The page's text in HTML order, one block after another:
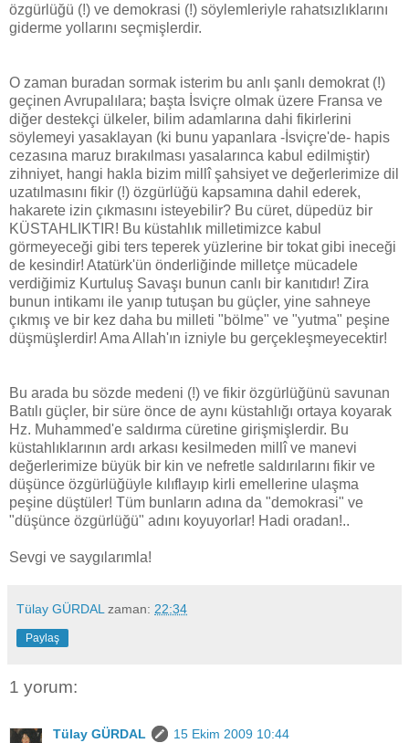
özgürlüğü (!) ve demokrasi (!) söylemleriyle rahatsızlıklarını
giderme yollarını seçmişlerdir.
O zaman buradan sormak isterim bu anlı şanlı demokrat (!)
geçinen Avrupalılara; başta İsviçre olmak üzere Fransa ve
diğer destekçi ülkeler, bilim adamlarına dahi fikirlerini
söylemeyi yasaklayan (ki bunu yapanlara -İsviçre'de- hapis
cezasına maruz bırakılması yasalarınca kabul edilmiştir)
zihniyet, hangi hakla bizim millî şahsiyet ve değerlerimize dil
uzatılmasını fikir (!) özgürlüğü kapsamına dahil ederek,
hakarete izin çıkmasını isteyebilir? Bu cüret, düpedüz bir
KÜSTAHLIKTIR! Bu küstahlık milletimizce kabul
görmeyeceği gibi ters teperek yüzlerine bir tokat gibi ineceği
de kesindir! Atatürk'ün önderliğinde milletçe mücadele
verdiğimiz Kurtuluş Savaşı bunun canlı bir kanıtıdır! Zira
bunun intikamı ile yanıp tutuşan bu güçler, yine sahneye
çıkmış ve bir kez daha bu milleti "bölme" ve "yutma" peşine
düşmüşlerdir! Ama Allah'ın izniyle bu gerçekleşmeyecektir!
Bu arada bu sözde medeni (!) ve fikir özgürlüğünü savunan
Batılı güçler, bir süre önce de aynı küstahlığı ortaya koyarak
Hz. Muhammed'e saldırma cüretine girişmişlerdir. Bu
küstahlıklarının ardı arkası kesilmeden millî ve manevi
değerlerimize büyük bir kin ve nefretle saldırılarını fikir ve
düşünce özgürlüğüyle kılıflayıp kirli emellerine ulaşma
peşine düştüler! Tüm bunların adına da "demokrasi" ve
"düşünce özgürlüğü" adını koyuyorlar! Hadi oradan!..
Sevgi ve saygılarımla!
Tülay GÜRDAL zaman: 22:34
Paylaş
1 yorum:
Tülay GÜRDAL
15 Ekim 2009 10:44